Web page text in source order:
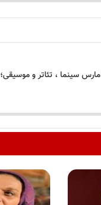
متولدین ۱۷ مارس سینما ، تئاتر و موسیقی؛